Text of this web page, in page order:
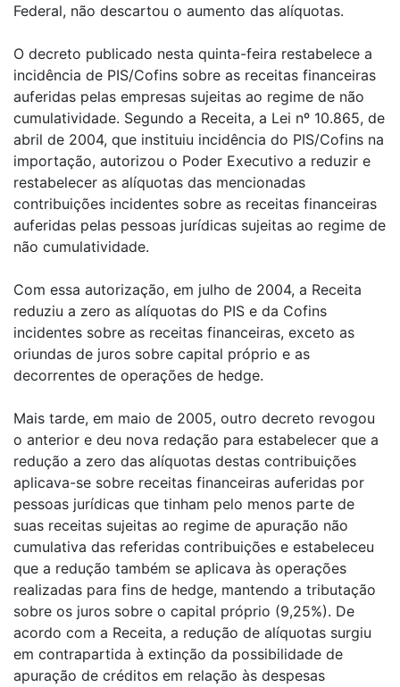
Federal, não descartou o aumento das alíquotas.
O decreto publicado nesta quinta-feira restabelece a
incidência de PIS/Cofins sobre as receitas financeiras
auferidas pelas empresas sujeitas ao regime de não
cumulatividade. Segundo a Receita, a Lei nº 10.865, de
abril de 2004, que instituiu incidência do PIS/Cofins na
importação, autorizou o Poder Executivo a reduzir e
restabelecer as alíquotas das mencionadas
contribuições incidentes sobre as receitas financeiras
auferidas pelas pessoas jurídicas sujeitas ao regime de
não cumulatividade.
Com essa autorização, em julho de 2004, a Receita
reduziu a zero as alíquotas do PIS e da Cofins
incidentes sobre as receitas financeiras, exceto as
oriundas de juros sobre capital próprio e as
decorrentes de operações de hedge.
Mais tarde, em maio de 2005, outro decreto revogou
o anterior e deu nova redação para estabelecer que a
redução a zero das alíquotas destas contribuições
aplicava-se sobre receitas financeiras auferidas por
pessoas jurídicas que tinham pelo menos parte de
suas receitas sujeitas ao regime de apuração não
cumulativa das referidas contribuições e estabeleceu
que a redução também se aplicava às operações
realizadas para fins de hedge, mantendo a tributação
sobre os juros sobre o capital próprio (9,25%). De
acordo com a Receita, a redução de alíquotas surgiu
em contrapartida à extinção da possibilidade de
apuração de créditos em relação às despesas